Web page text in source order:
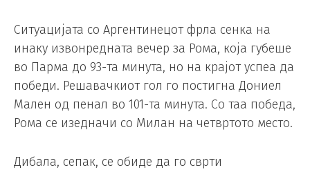
Ситуацијата со Аргентинецот фрла сенка на
инаку извонредната вечер за Рома, која губеше
во Парма до 93-та минута, но на крајот успеа да
победи. Решавачкиот гол го постигна Дониел
Мален од пенал во 101-та минута. Со таа победа,
Рома се изедначи со Милан на четвртото место.
Дибала, сепак, се обиде да го сврти